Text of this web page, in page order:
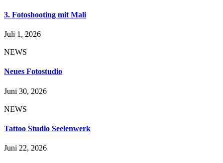
3. Fotoshooting mit Mali
Juli 1, 2026
NEWS
Neues Fotostudio
Juni 30, 2026
NEWS
Tattoo Studio Seelenwerk
Juni 22, 2026